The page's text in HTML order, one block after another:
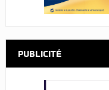
PUBLICITÉ